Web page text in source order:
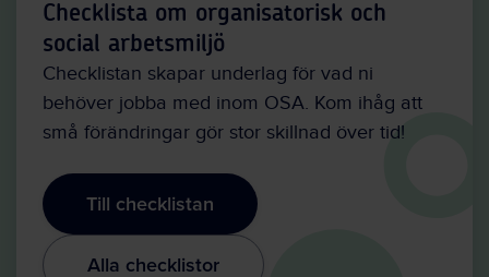
Checklista om organisatorisk och
social arbetsmiljö
Checklistan skapar underlag för vad ni
behöver jobba med inom OSA. Kom ihåg att
små förändringar gör stor skillnad över tid!
Till checklistan
Alla checklistor